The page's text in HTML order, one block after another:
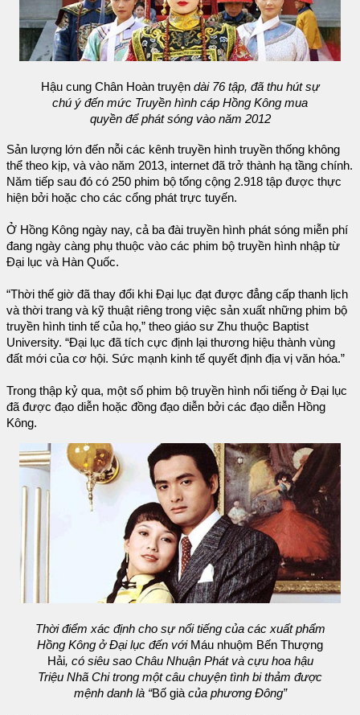
Hậu cung Chân Hoàn truyệndài 76 tập, đã thu hút sự
chú ý đến mức Truyền hình cáp Hồng Kông mua
quyền để phát sóng vào năm 2012
Sản lượng lớn đến nỗi các kênh truyền hình truyền thống không
thể theo kịp, và vào năm 2013, internet đã trở thành hạ tầng chính.
Năm tiếp sau đó có 250 phim bộ tổng cộng 2.918 tập được thực
hiện bởi hoặc cho các cổng phát trực tuyến.
Ở Hồng Kông ngày nay, cả ba đài truyền hình phát sóng miễn phí
đang ngày càng phụ thuộc vào các phim bộ truyền hình nhập từ
Đại lục và Hàn Quốc.
“Thời thế giờ đã thay đổi khi Đại lục đạt được đẳng cấp thanh lịch
và thời trang và kỹ thuật riêng trong việc sản xuất những phim bộ
truyền hình tinh tế của họ,” theo giáo sư Zhu thuộc Baptist
University. “Đại lục đã tích cực định lại thương hiệu thành vùng
đất mới của cơ hội. Sức mạnh kinh tế quyết định địa vị văn hóa.”
Trong thập kỷ qua, một số phim bộ truyền hình nổi tiếng ở Đại lục
đã được đạo diễn hoặc đồng đạo diễn bởi các đạo diễn Hồng
Kông.
Thời điểm xác định cho sự nổi tiếng của các xuất phẩm
Hồng Kông ở Đại lục đến với Máu nhuộm Bến Thượng
Hải, có siêu sao Châu Nhuận Phát và cựu hoa hậu
Triệu Nhã Chi trong một câu chuyện tình bi thảm được
mệnh danh là “Bố giàcủa phương Đông”